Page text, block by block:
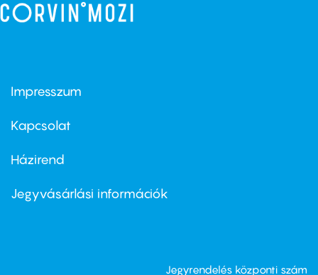
Footer
first
Impresszum
Kapcsolat
Footer
second
Házirend
Jegyvásárlási információk
Jegyrendelés központi szám